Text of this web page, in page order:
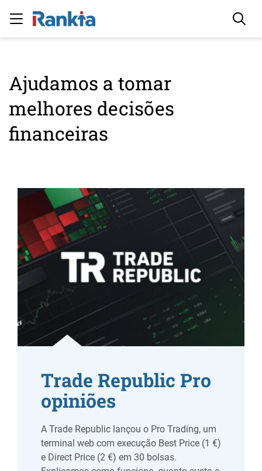
Ajudamos a tomar
melhores decisões
financeiras
Trade Republic Pro
opiniões
A Trade Republic lançou o Pro Trading, um
terminal web com execução Best Price (1 €)
e Direct Price (2 €) em 30 bolsas.